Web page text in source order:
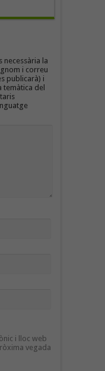
necessària la
i correu
publicarà) i
temàtica del
i lloc web
vegada